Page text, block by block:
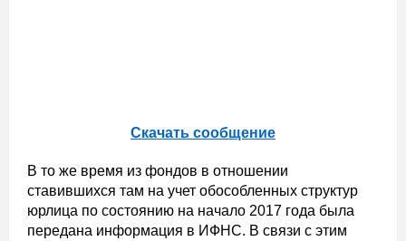
Скачать сообщение
В то же время из фондов в отношении
ставившихся там на учет обособленных структур
юрлица по состоянию на начало 2017 года была
передана информация в ИФНС. В связи с этим